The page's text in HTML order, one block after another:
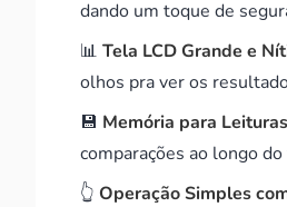
dando um toque de
📊 Tela LCD Grande e
olhos pra ver os
💾 Memória para
comparações ao longo
👆 Operação Simples